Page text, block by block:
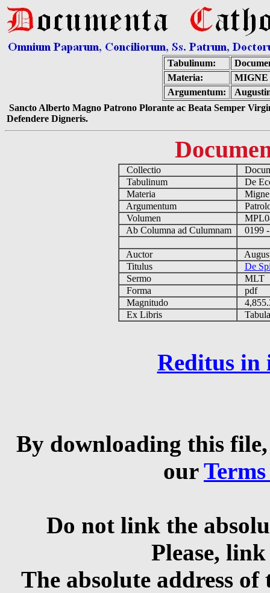
Tabulinum:
Materia:
MIGNE
Argumentum:
Sancto Alberto Magno Patrono Plorante ac Beata Semper
Defendere Digneris.
Collectio
Tabulinum
De
Materia
Argumentum
Volumen
Ab Columna ad Culumnam
0199
Auctor
Titulus
De
Sermo
MLT
Forma
pdf
Magnitudo
Ex Libris
Reditus in
By downloading this
our
Do not link the
Please,
The absolute address